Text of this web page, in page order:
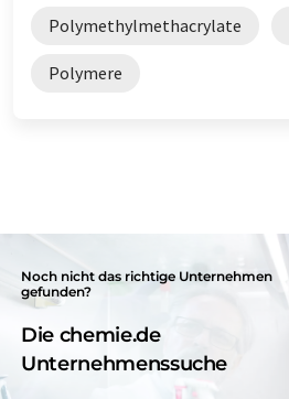
Polymethylmethacrylate
Polymere
Noch nicht das richtige Unternehmen
gefunden?
Die chemie.de
Unternehmenssuche